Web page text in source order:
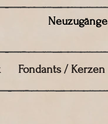
Neuzugänge
Fondants / Kerzen